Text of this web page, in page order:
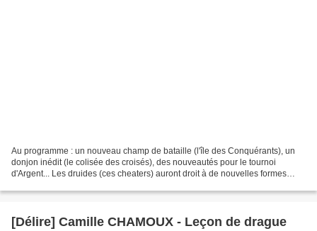
Au programme : un nouveau champ de bataille (l'île des Conquérants), un
donjon inédit (le colisée des croisés), des nouveautés pour le tournoi
d'Argent... Les druides (ces cheaters) auront droit à de nouvelles formes
[Délire] Camille CHAMOUX - Leçon de drague